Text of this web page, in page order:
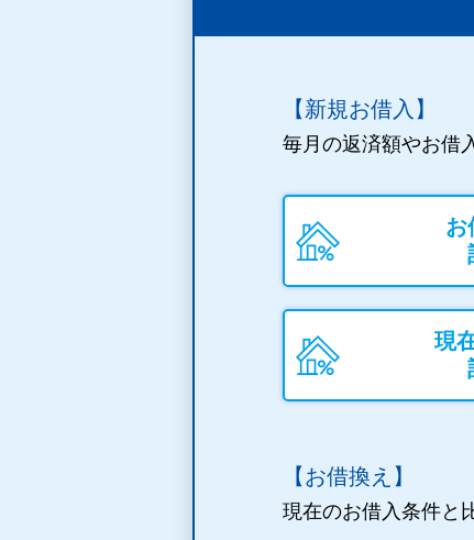
【新規お借入】
毎月の返済額やお借
お
現
【お借換え】
現在のお借入条件と